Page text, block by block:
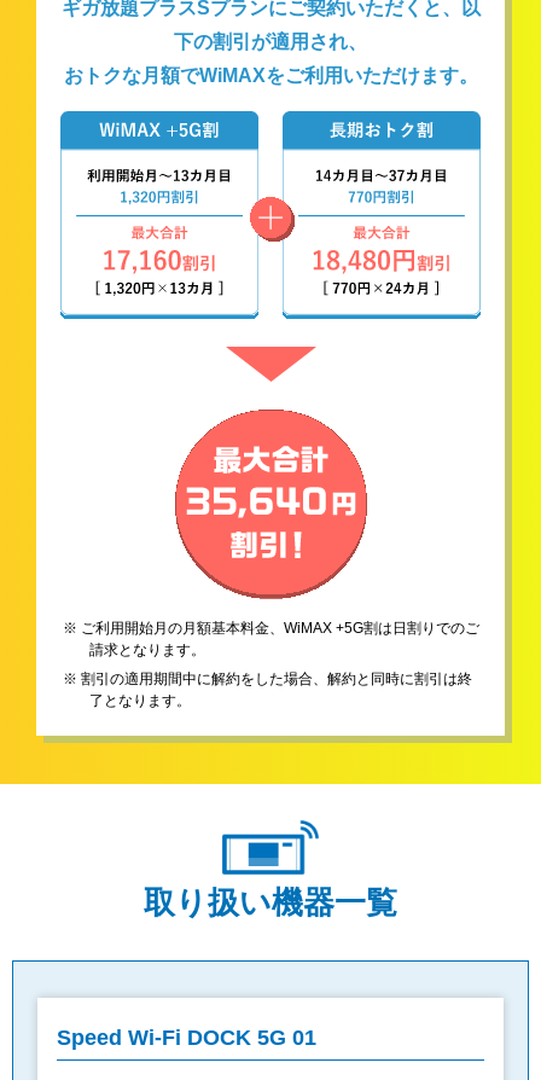
ギガ放題プラスSプランにご契約いただくと、以
下の割引が適用され、
おトクな月額でWiMAXをご利用いただけます。
※ ご利用開始月の月額基本料金、WiMAX +5G割は日割りでのご
請求となります。
※ 割引の適用期間中に解約をした場合、解約と同時に割引は終
了となります。
取り扱い機器一覧
Speed Wi-Fi DOCK 5G 01